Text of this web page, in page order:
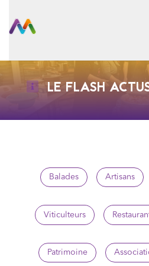
LE FLASH
Balades Artisans
Viticulteurs
Patrimoine